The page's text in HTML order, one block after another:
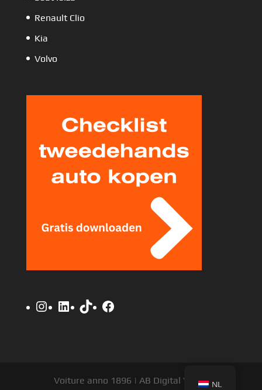
Renault Clio
Kia
Volvo
Instagram
LinkedIn
TikTokFacebook
Voiture anno 1896 | AB Digital V.O.F. NL